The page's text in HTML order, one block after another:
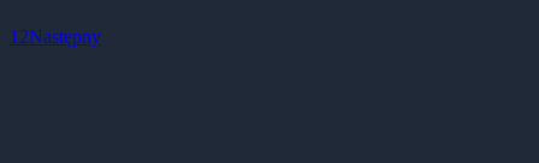
1 2Następny